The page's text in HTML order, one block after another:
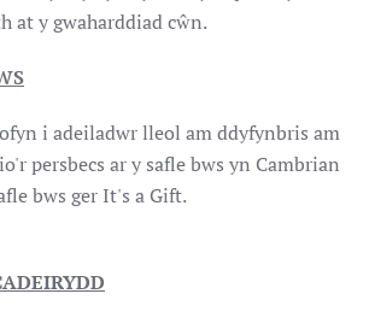
at y gwaharddiad cŵn.
i adeiladwr lleol am ddyfynbris am
persbecs ar y safle bws yn Cambrian
y safle bws ger It's a Gift.